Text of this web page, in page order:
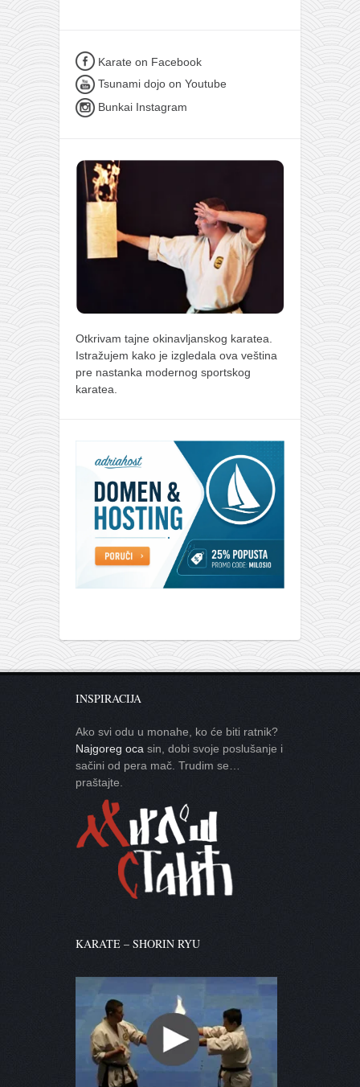
Karate on Facebook
Tsunami dojo on Youtube
Bunkai Instagram
Otkrivam tajne okinavljanskog karatea.
Istražujem kako je izgledala ova veština
pre nastanka modernog sportskog
karatea.
INSPIRACIJA
Ako svi odu u monahe, ko će biti ratnik?
Najgoreg oca sin, dobi svoje poslušanje i
sačini od pera mač. Trudim se…
praštajte.
KARATE – SHORIN RYU